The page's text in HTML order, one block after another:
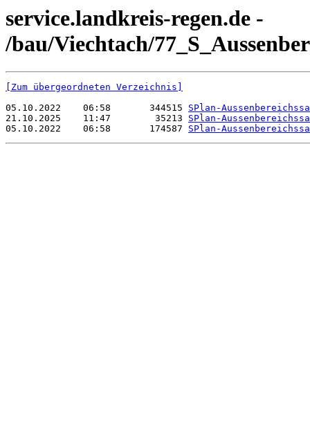
service.landkreis-regen.de -
/bau/Viechtach/
[Zum übergeordneten Verzeichnis]
05.10.2022    06:58       344515 SPlan-
21.10.2025    11:47        35213 SPlan-
05.10.2022    06:58       174587 SPlan-